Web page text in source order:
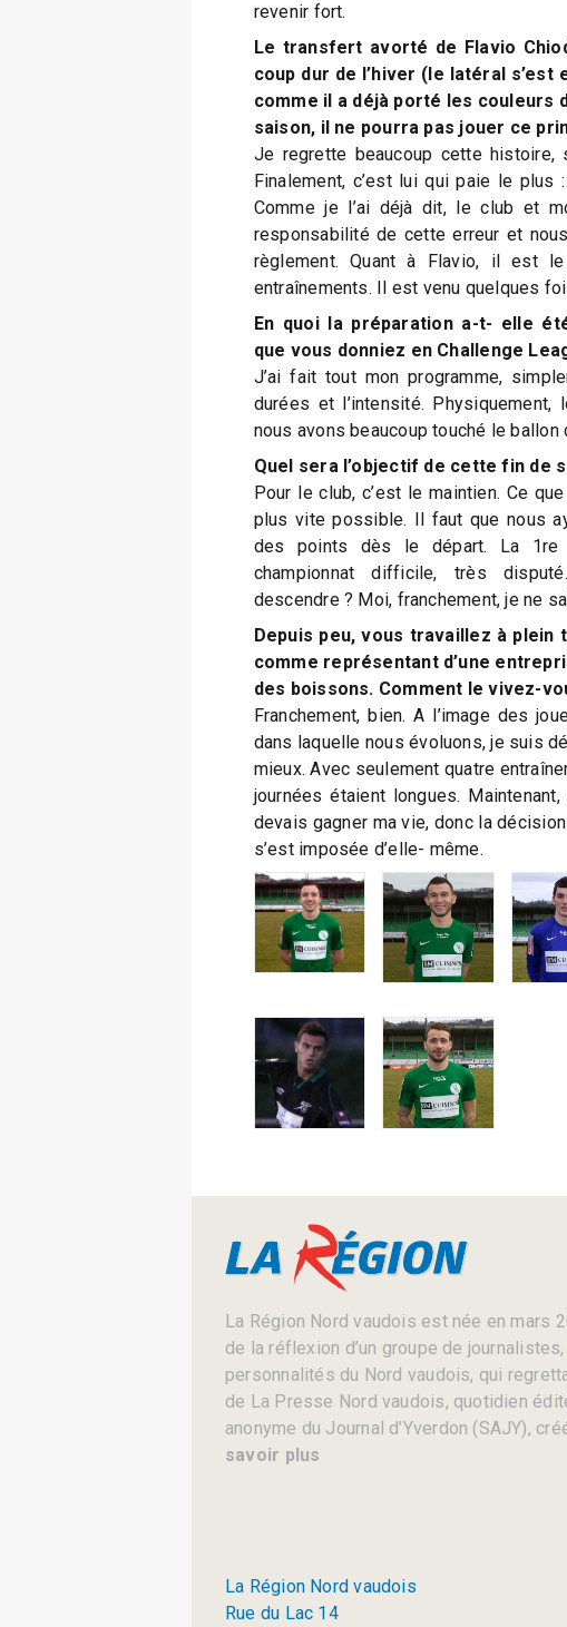
revenir fort.
Le transfert avorté de Flavio
coup dur de l’hiver (le latéral s’est
comme il a déjà porté les couleurs
saison, il ne pourra pas jouer ce
Je regrette beaucoup cette histoire,
Finalement, c’est lui qui paie le plus
Comme je l’ai déjà dit, le club et
responsabilité de cette erreur et
règlement. Quant à Flavio, il est
entraînements. Il est venu quelques
En quoi la préparation a-t- elle
que vous donniez en Challenge
J’ai fait tout mon programme,
durées et l’intensité.
nous avons beaucoup touché le ballon
Quel sera l’objectif de cette fin de
Pour le club, c’est le maintien. Ce
plus vite possible. Il faut que nous
des points dès le départ. La
championnat difficile, très
descendre ? Moi, franchement, je ne
Depuis peu, vous travaillez à plein
comme représentant d’une
des boissons. Comment le vivez-
Franchement, bien. A l’image des
dans laquelle nous évoluons, je suis
mieux. Avec seulement quatre
journées étaient longues.
devais gagner ma vie, donc la
s’est imposée d’elle- même.
La Région Nord vaudois est née en mars
de la réflexion d’un groupe de
personnalités du Nord vaudois, qui
de La Presse Nord vaudois, quotidien
anonyme du Journal d’Yverdon (SAJY),
savoir plus
La Région Nord vaudois
Rue du Lac 14